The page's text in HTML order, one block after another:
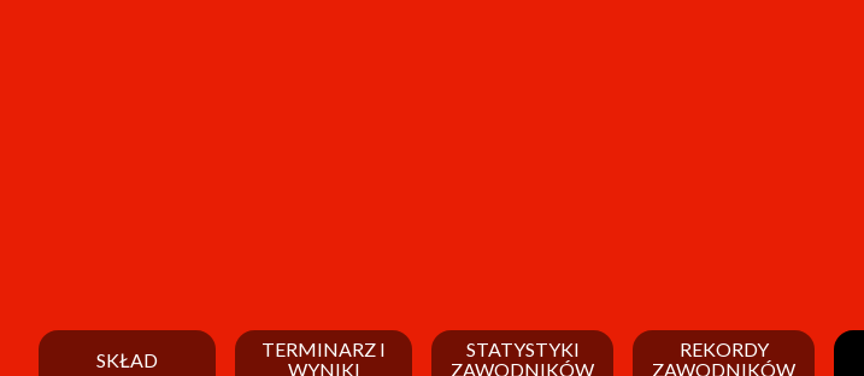
SKŁAD
TERMINARZ I
WYNIKI
STATYSTYKI
ZAWODNIKÓW
REKORDY
ZAWODNIKÓW